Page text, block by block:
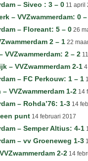
– Siveo : 3 – 0 11 april
– VVZwammerdam: 0
– Floreant: 5 – 0 26
2 – 1 22
VVZwammerdam: 2 – 2
– VVZwammerdam 2-1
– FC Perkouw: 1 – 1
VVZwammerdam 1-2 14
– Rohda’76: 1-3 14
punt 14 februari 2017
– Semper Altius: 4-1
– vv Groeneweg 1-3
2-2 14